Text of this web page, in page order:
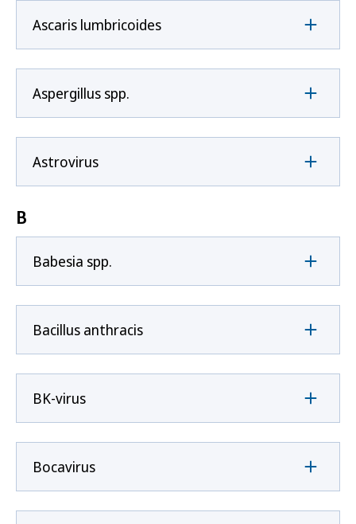
Ascaris lumbricoides
Aspergillus spp.
Astrovirus
B
Babesia spp.
Bacillus anthracis
BK-virus
Bocavirus